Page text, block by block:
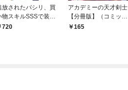
放されたパシリ、買
物スキルSSSで装備
双 ～買ったモノを
720
アカデミーの天才剣士
【分冊版】（コミッ
ク） １話【フルカラ
165